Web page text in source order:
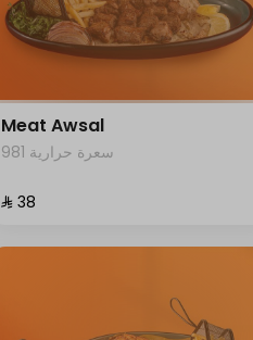
Meat Awsal
981 سعرة حرارية
⁨⁦‪‬ 38⁩